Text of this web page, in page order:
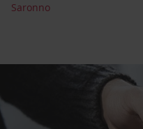
Saronno